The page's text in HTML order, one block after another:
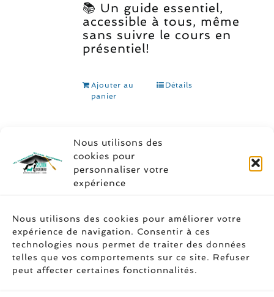
Nous utilisons des
cookies pour
personnaliser votre
expérience
Nous utilisons des cookies pour améliorer votre
expérience de navigation. Consentir à ces
technologies nous permet de traiter des données
telles que vos comportements sur ce site. Refuser
peut affecter certaines fonctionnalités.
📚 Un guide essentiel,
accessible à tous, même
sans suivre le cours en
présentiel!
Ajouter au
panier
Détails
Soyez social